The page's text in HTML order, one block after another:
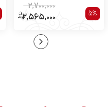
5%
2,700,000
2,565,000